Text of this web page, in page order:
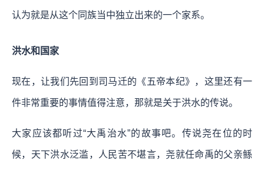
认为就是从这个同族当中独立出来的一个家系。
洪水和国家
现在，让我们先回到司马迁的《五帝本纪》，这里还有一
件非常重要的事情值得注意，那就是关于洪水的传说。
大家应该都听过“大禹治水”的故事吧。传说尧在位的时
候，天下洪水泛滥，人民苦不堪言，尧就任命禹的父亲鲧